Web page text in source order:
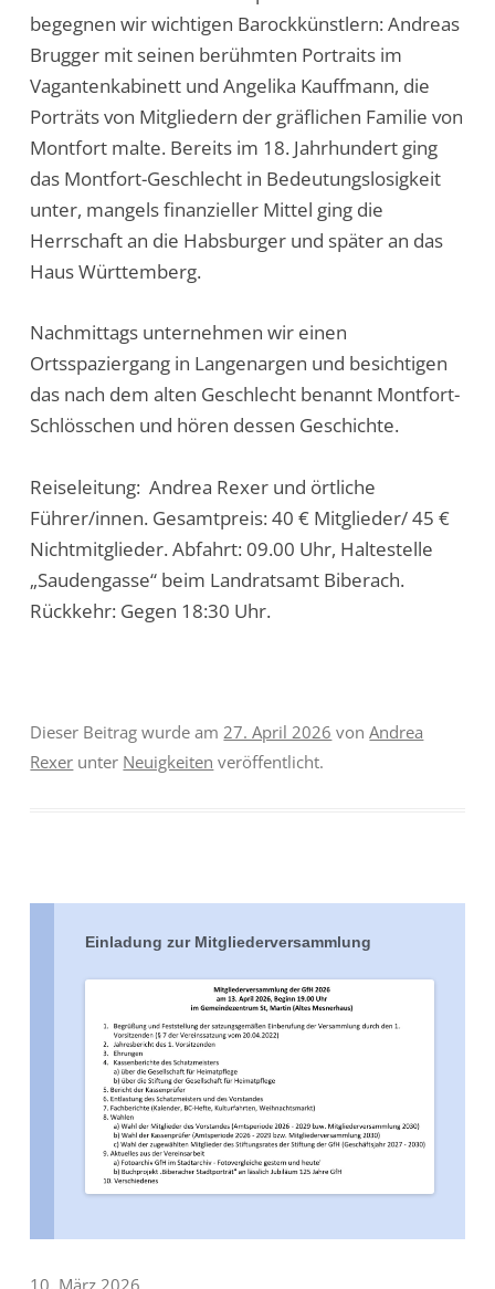
begegnen wir wichtigen Barockkünstlern: Andreas
Brugger mit seinen berühmten Portraits im
Vagantenkabinett und Angelika Kauffmann, die
Porträts von Mitgliedern der gräflichen Familie von
Montfort malte. Bereits im 18. Jahrhundert ging
das Montfort-Geschlecht in Bedeutungslosigkeit
unter, mangels finanzieller Mittel ging die
Herrschaft an die Habsburger und später an das
Haus Württemberg.
Nachmittags unternehmen wir einen
Ortsspaziergang in Langenargen und besichtigen
das nach dem alten Geschlecht benannt Montfort-
Schlösschen und hören dessen Geschichte.
Reiseleitung: Andrea Rexer und örtliche
Führer/innen. Gesamtpreis: 40 € Mitglieder/ 45 €
Nichtmitglieder. Abfahrt: 09.00 Uhr, Haltestelle
„Saudengasse“ beim Landratsamt Biberach.
Rückkehr: Gegen 18:30 Uhr.
Dieser Beitrag wurde am27. April 2026 vonAndrea
Rexer unter Neuigkeiten veröffentlicht.
Einladung zur Mitgliederversammlung
10. März 2026